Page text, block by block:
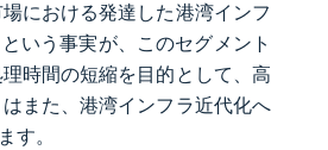
における発達した港湾インフ
いう事実が、このセグメント
時間の短縮を目的として、高
また、港湾インフラ近代化へ
す。